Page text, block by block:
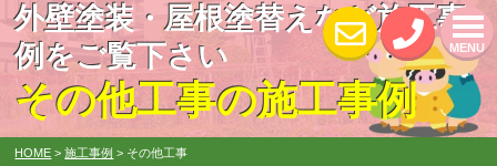
MENU
外壁塗装・屋根塗替えなど施工事
例をご覧下さい
その他工事の施工事例
HOME >施工事例 > その他工事